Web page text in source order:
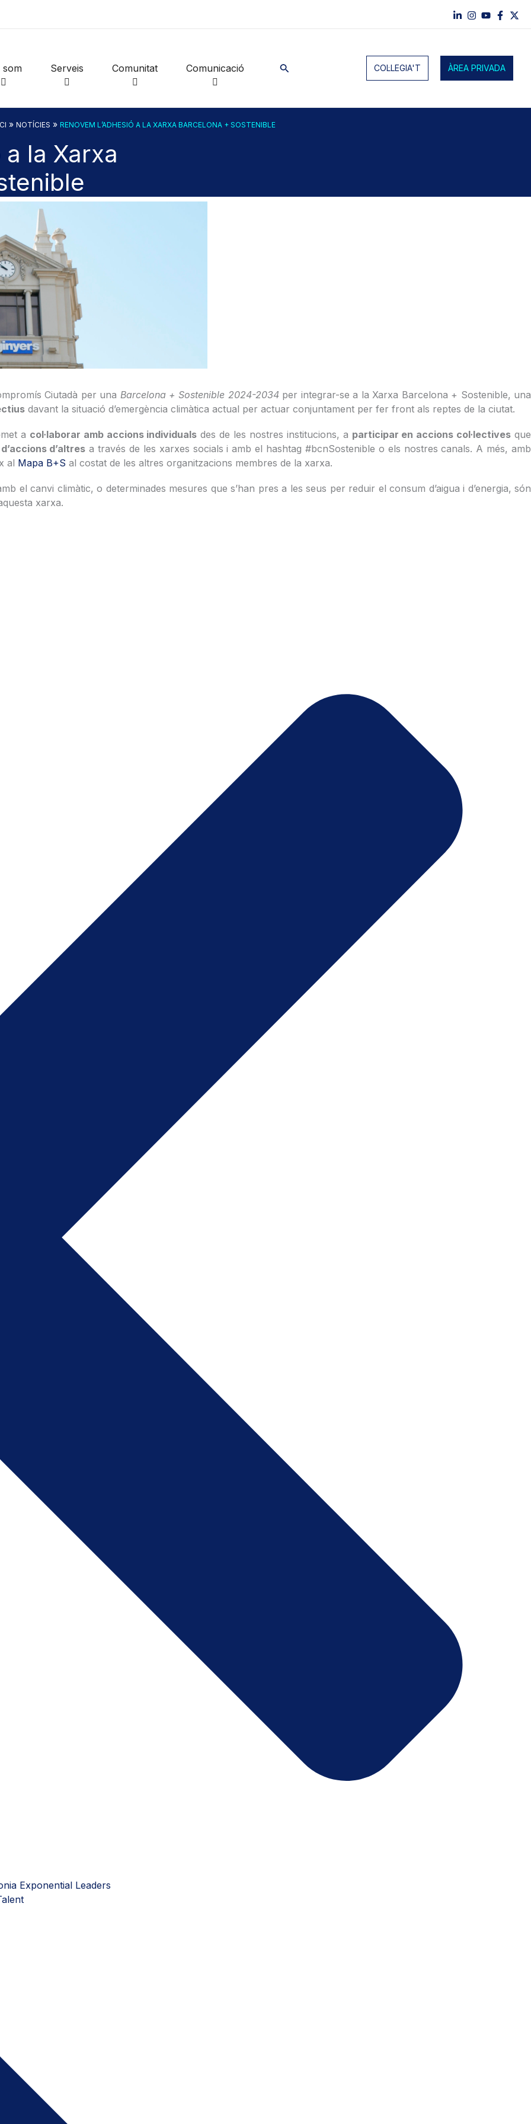
som Serveis Comunitat Comunicació Cerca COL·LEGIA'T ÀREA PRIVADA
» NOTÍCIES » RENOVEM L’ADHESIÓ A LA XARXA BARCELONA + SOSTENIBLE
a la Xarxa
Ciutadà per una Barcelona + Sostenible 2024-2034per integrar-se a la Xarxa Barcelona + Sostenible, una
davant la situació d’emergència climàtica actual per actuar conjuntament per fer front als reptes de la ciutat.
a col·laborar amb accions individuals des de les nostres institucions, a participar en accions col·lectives que
d’altres a través de les xarxes socials i amb el hashtag #bcnSostenible o els nostres canals. A més, amb
al Mapa B+S al costat de les altres organitzacions membres de la xarxa.
el canvi climàtic, o determinades mesures que s’han pres a les seus per reduir el consum d’aigua i d’energia, són
xarxa.
Exponential Leaders